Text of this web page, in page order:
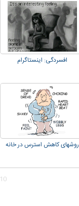
افسردگی: اینستاگرام
روشهای کاهش استرس در خانه
10